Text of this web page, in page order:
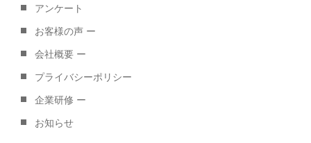
アンケート
お客様の声 ー
会社概要 ー
プライバシーポリシー
企業研修 ー
お知らせ